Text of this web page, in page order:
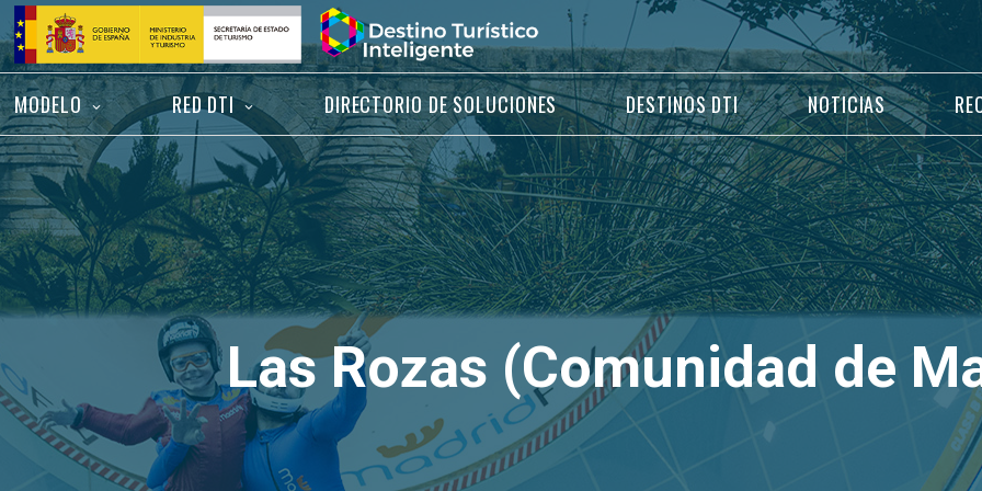
Saltar
al
contenido
Inicio
MODELO RED DTI DIRECTORIO DE SOLUCIONES DESTINOS DTI NOTICIAS
Las Rozas (Comunidad de